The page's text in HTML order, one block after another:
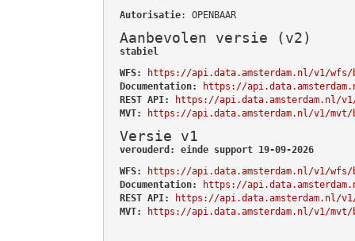
Autorisatie: OPENBAAR
Aanbevolen versie (v2)
stabiel
WFS:
https://api.data.amsterdam.nl/v1/wfs/
Documentation:
https://
REST API:
https://api.data.amsterdam.nl/v1/
MVT:
https://api.data.amsterdam.nl/v1/mvt/
Versie v1
verouderd: einde support 19-09-2026
WFS:
https://api.data.amsterdam.nl/v1/wfs/
Documentation:
https://
REST API:
https://api.data.amsterdam.nl/v1/
MVT:
https://api.data.amsterdam.nl/v1/mvt/